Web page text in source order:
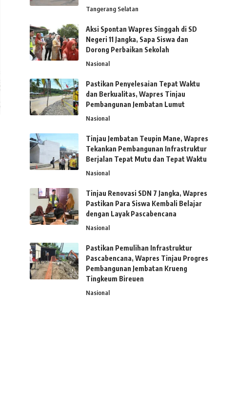
Tangerang Selatan
Aksi Spontan Wapres Singgah di SD
Negeri 11 Jangka, Sapa Siswa dan
Dorong Perbaikan Sekolah
Nasional
Pastikan Penyelesaian Tepat Waktu
dan Berkualitas, Wapres Tinjau
Pembangunan Jembatan Lumut
Nasional
Tinjau Jembatan Teupin Mane, Wapres
Tekankan Pembangunan Infrastruktur
Berjalan Tepat Mutu dan Tepat Waktu
Nasional
Tinjau Renovasi SDN 7 Jangka, Wapres
Pastikan Para Siswa Kembali Belajar
dengan Layak Pascabencana
Nasional
Pastikan Pemulihan Infrastruktur
Pascabencana, Wapres Tinjau Progres
Pembangunan Jembatan Krueng
Tingkeum Bireuen
Nasional